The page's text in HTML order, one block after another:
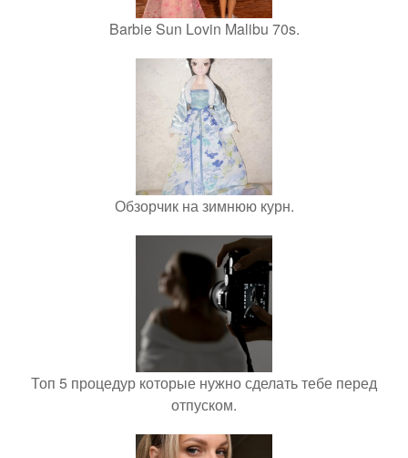
Barbie Sun Lovin Malibu 70s.
Обзорчик на зимнюю курн.
Топ 5 процедур которые нужно сделать тебе перед
отпуском.